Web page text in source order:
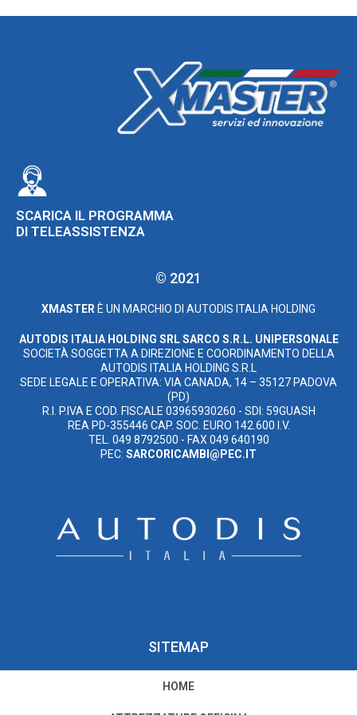
SCARICA IL PROGRAMMA
DI TELEASSISTENZA
© 2021
XMASTER È UN MARCHIO DI AUTODIS ITALIA HOLDING
AUTODIS ITALIA HOLDING SRL SARCO S.R.L. UNIPERSONALE
SOCIETÀ SOGGETTA A DIREZIONE E COORDINAMENTO DELLA
AUTODIS ITALIA HOLDING S.R.L
SEDE LEGALE E OPERATIVA: VIA CANADA, 14 – 35127 PADOVA
(PD)
R.I. P.IVA E COD. FISCALE 03965930260 - SDI: 59GUASH
REA PD-355446 CAP. SOC. EURO 142.600 I.V.
TEL. 049 8792500 - FAX 049 640190
PEC: SARCORICAMBI@PEC.IT
SITEMAP
HOME
PRIVACY E COOKIE POLICY